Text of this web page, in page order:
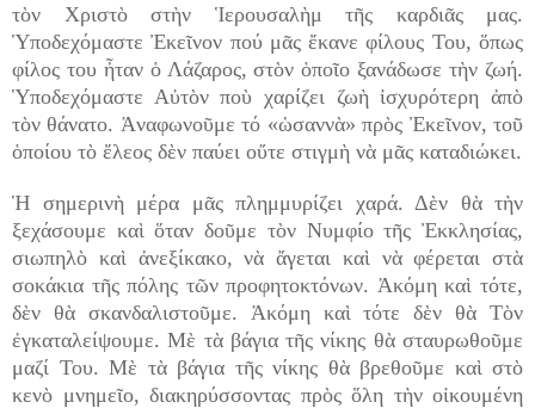
τὸν Χριστὸ στὴν Ἱερουσαλὴμ τῆς καρδιᾶς μας.
Ὑποδεχόμαστε Ἐκεῖνον πού μᾶς ἔκανε φίλους Του, ὅπως
φίλος του ἦταν ὁ Λάζαρος, στὸν ὁποῖο ξανάδωσε τὴν ζωή.
Ὑποδεχόμαστε Αὐτὸν ποὺ χαρίζει ζωὴ ἰσχυρότερη ἀπὸ
τὸν θάνατο. Ἀναφωνοῦμε τό «ὡσαννὰ» πρὸς Ἐκεῖνον, τοῦ
ὁποίου τὸ ἔλεος δὲν παύει οὔτε στιγμὴ νὰ μᾶς καταδιώκει.
Ἡ σημερινὴ μέρα μᾶς πλημμυρίζει χαρά. Δὲν θὰ τὴν
ξεχάσουμε καὶ ὅταν δοῦμε τὸν Νυμφίο τῆς Ἐκκλησίας,
σιωπηλὸ καὶ ἀνεξίκακο, νὰ ἄγεται καὶ νὰ φέρεται στὰ
σοκάκια τῆς πόλης τῶν προφητοκτόνων. Ἀκόμη καὶ τότε,
δὲν θὰ σκανδαλιστοῦμε. Ἀκόμη καὶ τότε δὲν θὰ Τὸν
ἐγκαταλείψουμε. Μὲ τὰ βάγια τῆς νίκης θὰ σταυρωθοῦμε
μαζί Του. Μὲ τὰ βάγια τῆς νίκης θὰ βρεθοῦμε καὶ στὸ
κενὸ μνημεῖο, διακηρύσσοντας πρὸς ὅλη τὴν οἰκουμένη